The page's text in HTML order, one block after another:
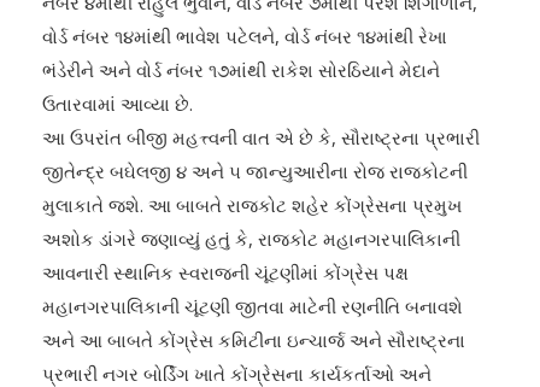
વોર્ડ નંબર ૧૪માંથી ભાવેશ પટેલને, વોર્ડ નંબર ૧૪માંથી રેખા
ભંડેરીને અને વોર્ડ નંબર ૧૭માંથી રાકેશ સોરઠિયાને મેદાને
ઉતારવામાં આવ્યા છે.
આ ઉપરાંત બીજી મહત્ત્વની વાત એ છે કે, સૌરાષ્ટ્રના પ્રભારી
જીતેન્દ્ર બઘેલજી ૪ અને ૫ જાન્યુઆરીના રોજ રાજકોટની
મુલાકાતે જશે. આ બાબતે રાજકોટ શહેર કોંગ્રેસના પ્રમુખ
અશોક ડાંગરે જણાવ્યું હતું કે, રાજકોટ મહાનગરપાલિકાની
આવનારી સ્થાનિક સ્વરાજની ચૂંટણીમાં કોંગ્રેસ પક્ષ
મહાનગરપાલિકાની ચૂંટણી જીતવા માટેની રણનીતિ બનાવશે
અને આ બાબતે કોંગ્રેસ કમિટીના ઇન્ચાર્જ અને સૌરાષ્ટ્રના
પ્રભારી નગર બોર્ડિંગ ખાતે કોંગ્રેસના કાર્યકર્તાઓ અને